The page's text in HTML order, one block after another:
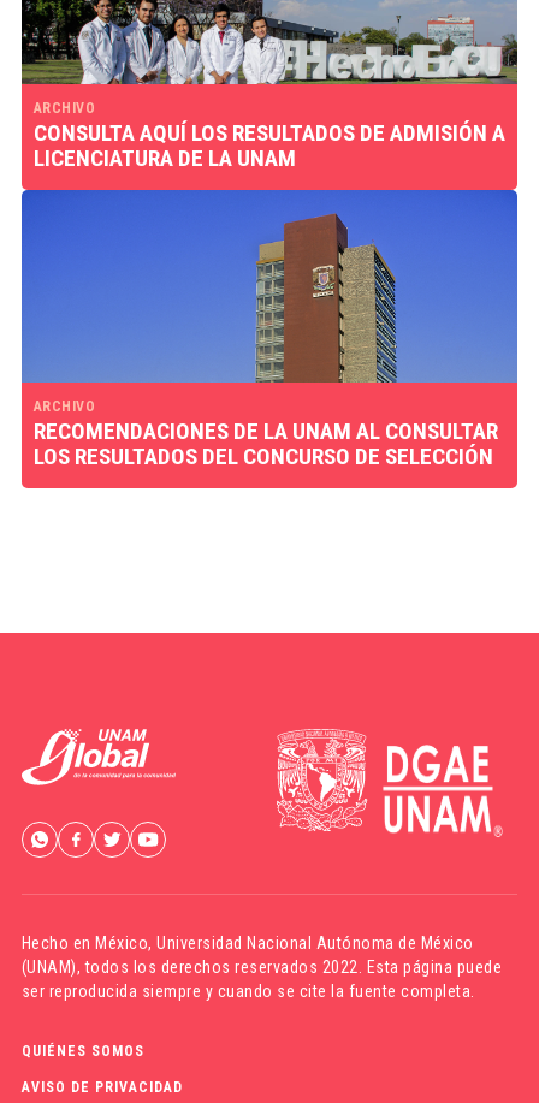
ARCHIVO
CONSULTA AQUÍ LOS RESULTADOS DE ADMISIÓN A
LICENCIATURA DE LA UNAM
ARCHIVO
RECOMENDACIONES DE LA UNAM AL CONSULTAR
LOS RESULTADOS DEL CONCURSO DE SELECCIÓN
Hecho en México,Universidad Nacional Autónoma de México
(UNAM), todos los derechos reservados 2022. Esta página puede
ser reproducida siempre y cuando se cite la fuente completa.
QUIÉNES SOMOS
AVISO DE PRIVACIDAD